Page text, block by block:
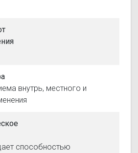
внутрь, местного и
способностью